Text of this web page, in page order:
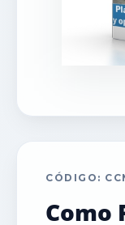
CÓDIGO:
Como